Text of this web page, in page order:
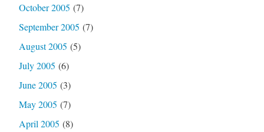
October 2005 (7)
September 2005 (7)
August 2005 (5)
July 2005 (6)
June 2005 (3)
May 2005 (7)
April 2005 (8)